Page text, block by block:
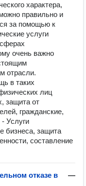
характера,
правильно и
за помощью к
услуги
очень важно
отрасли.
в таких
лиц
защита от
гражданские,
Услуги
бизнеса, защита
составление
отказе в
—